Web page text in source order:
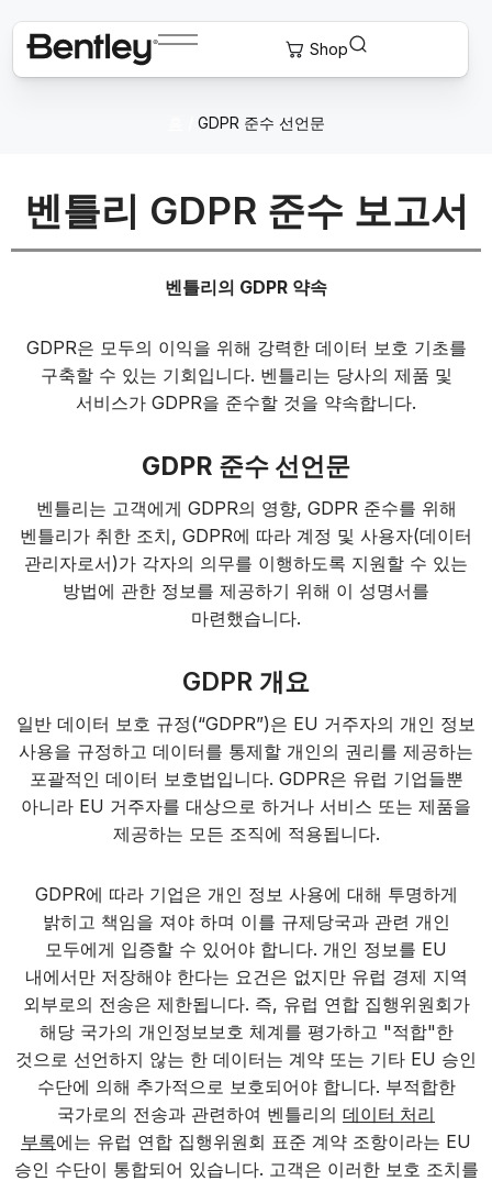
GDPR 준수 선언문
벤틀리 GDPR 준수 보고서
벤틀리의 GDPR 약속
GDPR은 모두의 이익을 위해 강력한 데이터 보호 기초를
구축할 수 있는 기회입니다. 벤틀리는 당사의 제품 및
서비스가 GDPR을 준수할 것을 약속합니다.
GDPR 준수 선언문
벤틀리는 고객에게 GDPR의 영향, GDPR 준수를 위해
벤틀리가 취한 조치, GDPR에 따라 계정 및 사용자(데이터
관리자로서)가 각자의 의무를 이행하도록 지원할 수 있는
방법에 관한 정보를 제공하기 위해 이 성명서를
마련했습니다.
GDPR 개요
일반 데이터 보호 규정(“GDPR”)은 EU 거주자의 개인 정보
사용을 규정하고 데이터를 통제할 개인의 권리를 제공하는
포괄적인 데이터 보호법입니다. GDPR은 유럽 기업들뿐
아니라 EU 거주자를 대상으로 하거나 서비스 또는 제품을
제공하는 모든 조직에 적용됩니다.
GDPR에 따라 기업은 개인 정보 사용에 대해 투명하게
밝히고 책임을 져야 하며 이를 규제당국과 관련 개인
모두에게 입증할 수 있어야 합니다. 개인 정보를 EU
내에서만 저장해야 한다는 요건은 없지만 유럽 경제 지역
외부로의 전송은 제한됩니다. 즉, 유럽 연합 집행위원회가
해당 국가의 개인정보보호 체계를 평가하고 "적합"한
것으로 선언하지 않는 한 데이터는 계약 또는 기타 EU 승인
수단에 의해 추가적으로 보호되어야 합니다. 부적합한
국가로의 전송과 관련하여 벤틀리의 데이터 처리
부록에는 유럽 연합 집행위원회 표준 계약 조항이라는 EU
승인 수단이 통합되어 있습니다. 고객은 이러한 보호 조치를